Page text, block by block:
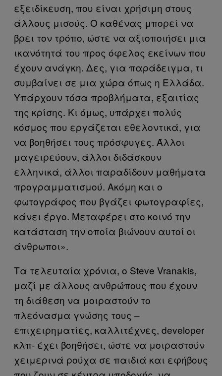
εξειδίκευση, που είναι χρήσιμη στους
άλλους μισούς. Ο καθένας μπορεί να
βρει τον τρόπο, ώστε να αξιοποιήσει μια
ικανότητά του προς όφελος εκείνων που
έχουν ανάγκη. Δες, για παράδειγμα, τι
συμβαίνει σε μια χώρα όπως η Ελλάδα.
Υπάρχουν τόσα προβλήματα, εξαιτίας
της κρίσης. Κι όμως, υπάρχει πολύς
κόσμος που εργάζεται εθελοντικά, για
να βοηθήσει τους πρόσφυγες. Άλλοι
μαγειρεύουν, άλλοι διδάσκουν
ελληνικά, άλλοι παραδίδουν μαθήματα
προγραμματισμού. Ακόμη και ο
φωτογράφος που βγάζει φωτογραφίες,
κάνει έργο. Μεταφέρει στο κοινό την
κατάσταση την οποία βιώνουν αυτοί οι
άνθρωποι».
Τα τελευταία χρόνια, ο Steve Vranakis,
μαζί με άλλους ανθρώπους που έχουν
τη διάθεση να μοιραστούν το
πλεόνασμα γνώσης τους –
επιχειρηματίες, καλλιτέχνες, developer
κλπ- έχει βοηθήσει, ώστε να μοιραστούν
χειμερινά ρούχα σε παιδιά και εφήβους